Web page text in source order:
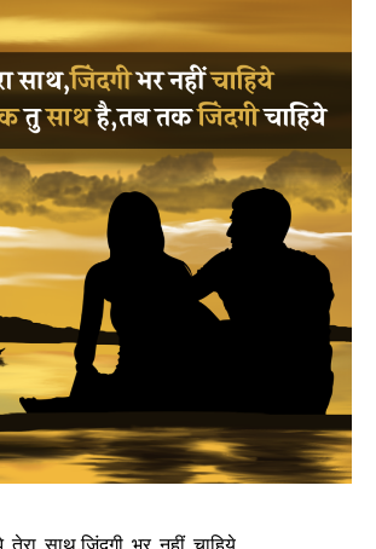
तेरा साथ,जिंदगी भर नहीं चाहिये